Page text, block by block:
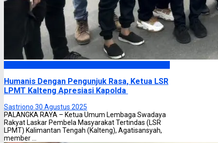
Humanis Dengan Pengunjuk Rasa, Ketua LSR
LPMT Kalteng Apresiasi Kapolda
Sastriono 30 Agustus 2025
PALANGKA RAYA – Ketua Umum Lembaga Swadaya
Rakyat Laskar Pembela Masyarakat Tertindas (LSR
LPMT) Kalimantan Tengah (Kalteng), Agatisansyah,
member ...